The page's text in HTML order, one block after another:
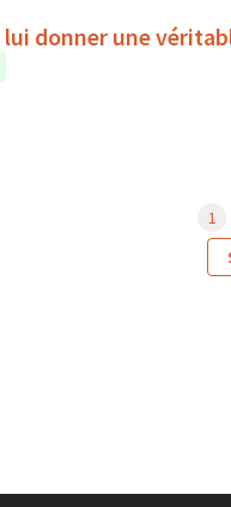
donner une
1